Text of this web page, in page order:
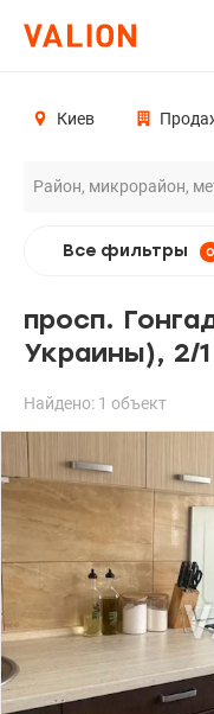
Киев
Все фильтры 0
просп.
Украины), 2/1
Найдено: 1 объект